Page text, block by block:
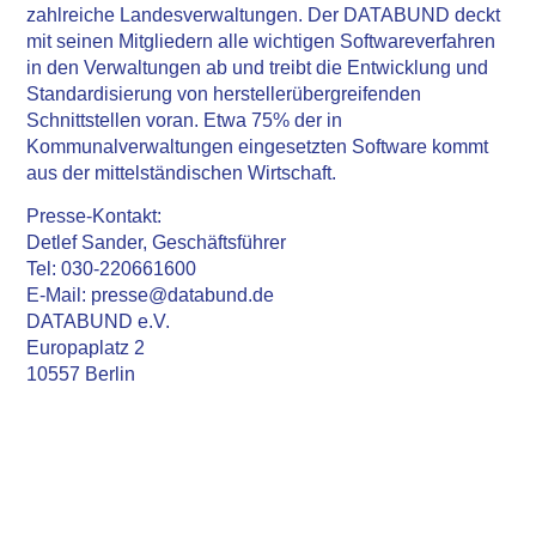
zahlreiche Landesverwaltungen. Der DATABUND deckt
mit seinen Mitgliedern alle wichtigen Softwareverfahren
in den Verwaltungen ab und treibt die Entwicklung und
Standardisierung von herstellerübergreifenden
Schnittstellen voran. Etwa 75% der in
Kommunalverwaltungen eingesetzten Software kommt
aus der mittelständischen Wirtschaft.
Presse-Kontakt:
Detlef Sander, Geschäftsführer
Tel: 030-220661600
E-Mail: presse@databund.de
DATABUND e.V.
Europaplatz 2
10557 Berlin